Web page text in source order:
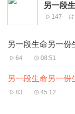
另一段
147
另一段生命另一份
64 08:51
另一段生命另一份
83 45:12